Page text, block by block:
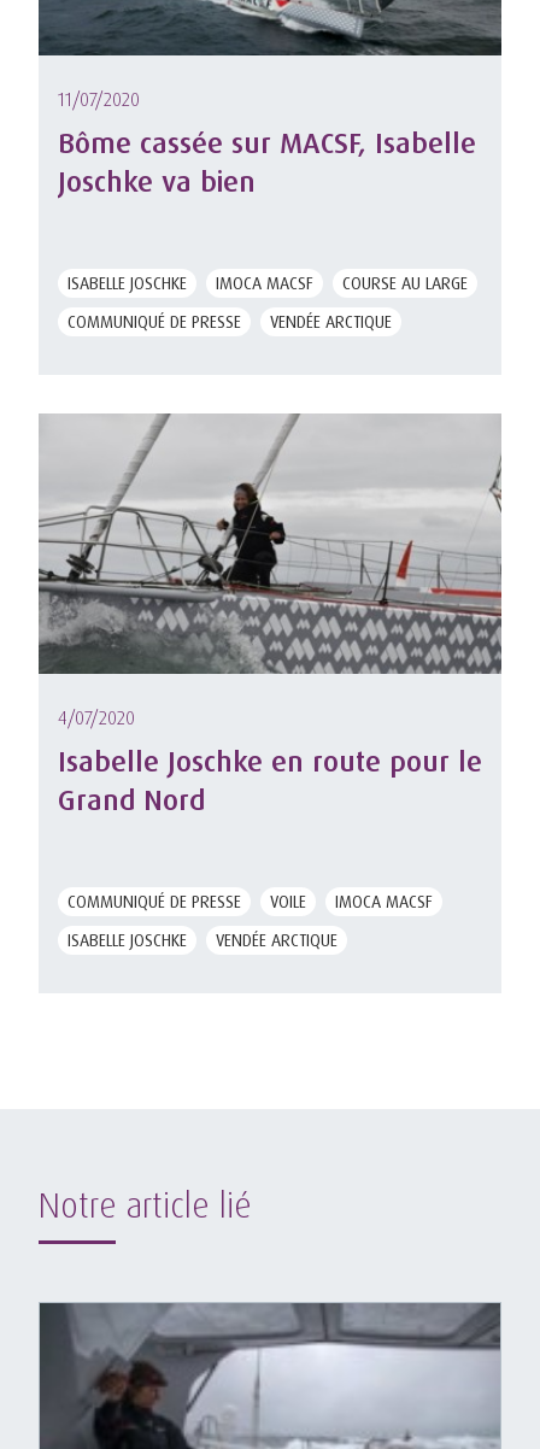
11/07/2020
Bôme cassée sur MACSF, Isabelle
Joschke va bien
ISABELLE JOSCHKE IMOCA MACSF
COURSE AU LARGE
COMMUNIQUÉ DE PRESSE
VENDÉE ARCTIQUE
4/07/2020
Isabelle Joschke en route pour le
Grand Nord
COMMUNIQUÉ DE PRESSE VOILE
IMOCA MACSF
ISABELLE JOSCHKE
VENDÉE ARCTIQUE
Notre article lié